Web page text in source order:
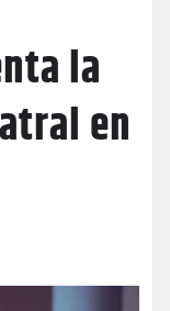
la
en